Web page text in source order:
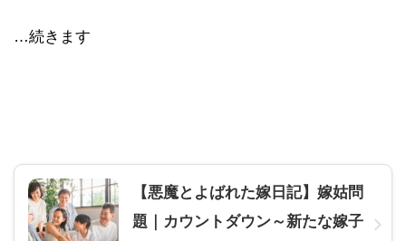
…続きます
【悪魔とよばれた嫁日記】嫁姑問
題｜カウントダウン～新たな嫁子